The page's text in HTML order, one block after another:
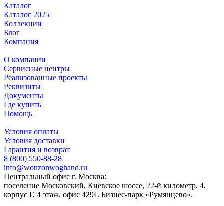
Каталог
Каталог 2025
Коллекции
Блог
Компания
О компании
Сервисные центры
Реализованные проекты
Реквизиты
Документы
Где купить
Помощь
Условия оплаты
Условия доставки
Гарантия и возврат
8 (800) 550-88-28
info@wonzonwoghand.ru
Центральный офис г. Москва:
поселение Московский, Киевское шоссе, 22-й километр, 4,
корпус Г, 4 этаж, офис 429Г. Бизнес-парк «Румянцево».